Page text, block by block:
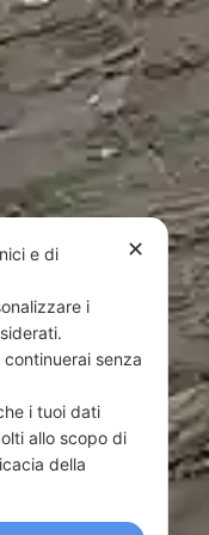
Intent di Federico
| REA TE-168019 |
reCAPTCHA
✕
e di
i
senza
i tuoi dati
allo scopo di
della